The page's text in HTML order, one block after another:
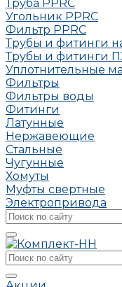
Труба РРRC
Угольник РРRC
Фильтр PPRC
Трубы и фитинги
Трубы и фитинги
Уплотнительные
Фильтры
Фильтры воды
Фитинги
Латунные
Нержавеющие
Стальные
Чугунные
Хомуты
Муфты свертные
Электропривода